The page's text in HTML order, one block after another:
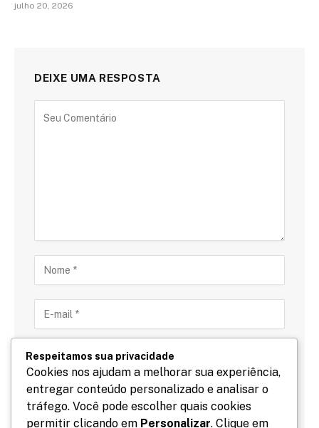
julho 20, 2026
DEIXE UMA RESPOSTA
Salve meu nome, email e site neste navegador para
a próxima vez que eu comentar.
Respeitamos sua privacidade
Cookies nos ajudam a melhorar sua experiência,
entregar conteúdo personalizado e analisar o
tráfego. Você pode escolher quais cookies
permitir clicando em Personalizar. Clique em